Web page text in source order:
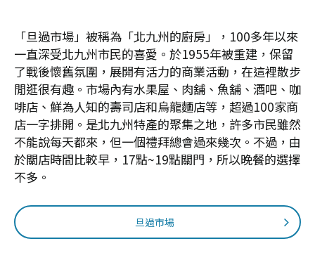
「旦過市場」被稱為「北九州的廚房」，100多年以來
一直深受北九州市民的喜愛。於1955年被重建，保留
了戰後懷舊氛圍，展開有活力的商業活動，在這裡散步
閒逛很有趣。市場內有水果屋、肉舖、魚舖、酒吧、咖
啡店、鮮為人知的壽司店和烏龍麵店等，超過100家商
店一字排開。是北九州特產的聚集之地，許多市民雖然
不能說每天都來，但一個禮拜總會過來幾次。不過，由
於關店時間比較早，17點~19點關門，所以晚餐的選擇
不多。
旦過市場